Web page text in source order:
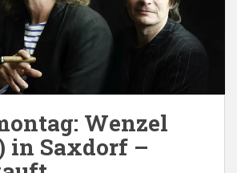
Wenzel
in Saxdorf –